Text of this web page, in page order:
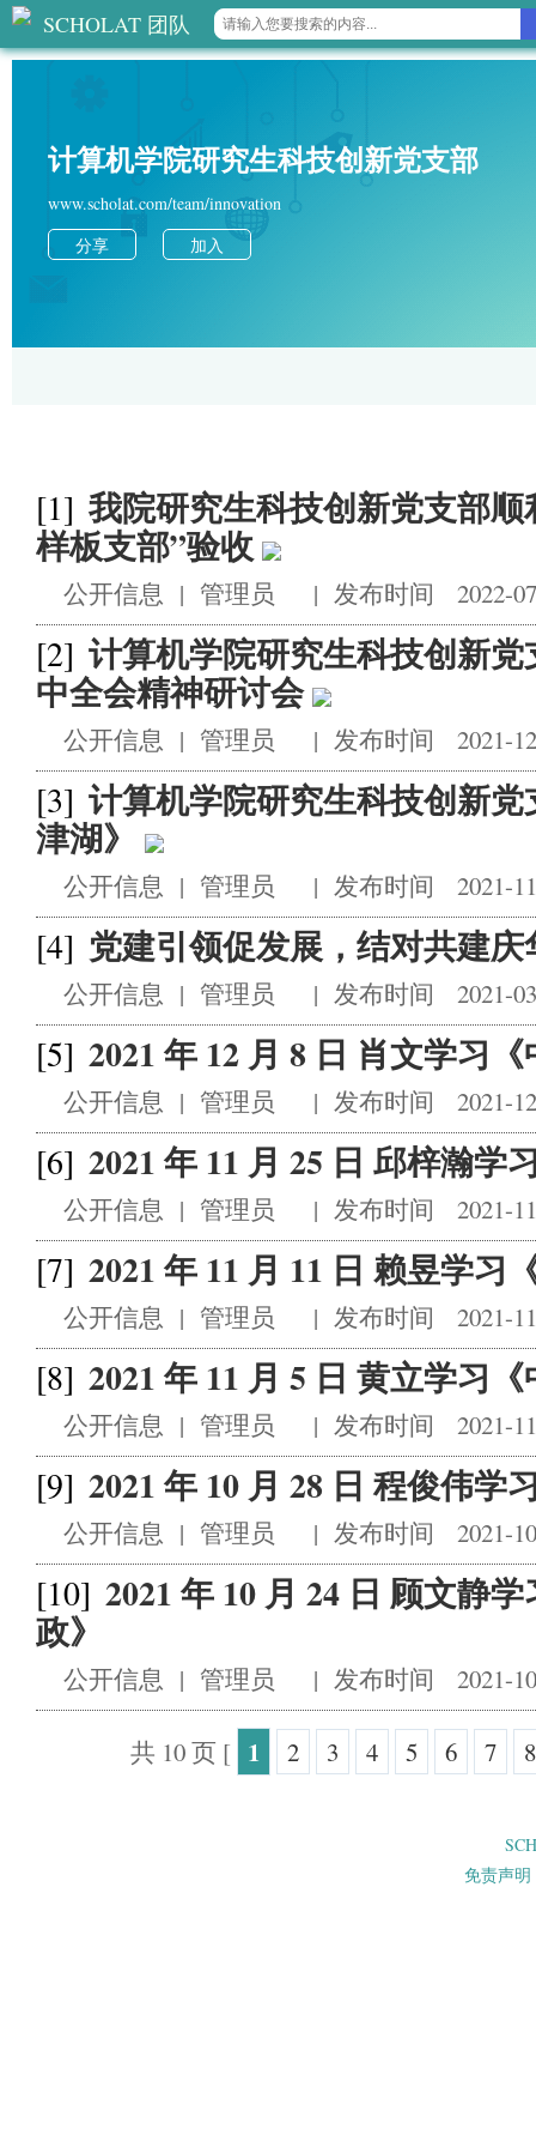
SCHOLAT 团队
计算机学院研究生科技创新党支部
www.scholat.com/team/innovation
分享
加入
[1] 我院研究生科技创新党支部
样板支部”验收
公开信息 | 管理员 | 发布时间 2022-
[2] 计算机学院研究生科技创新
中全会精神研讨会
公开信息 | 管理员 | 发布时间 2021-
[3] 计算机学院研究生科技创新
津湖》
公开信息 | 管理员 | 发布时间 2021-
[4] 党建引领促发展，结对共建
公开信息 | 管理员 | 发布时间 2021-
[5] 2021 年 12 月 8 日 肖文学习
公开信息 | 管理员 | 发布时间 2021-
[6] 2021 年 11 月 25 日 邱梓瀚学
公开信息 | 管理员 | 发布时间 2021-
[7] 2021 年 11 月 11 日 赖昱学习
公开信息 | 管理员 | 发布时间 2021-
[8] 2021 年 11 月 5 日 黄立学习
公开信息 | 管理员 | 发布时间 2021-
[9] 2021 年 10 月 28 日 程俊伟学
公开信息 | 管理员 | 发布时间 2021-
[10] 2021 年 10 月 24 日 顾文静
政》
公开信息 | 管理员 | 发布时间 2021-
共 10 页 [ 1 2 3 4 5 6 7 8
免责声明